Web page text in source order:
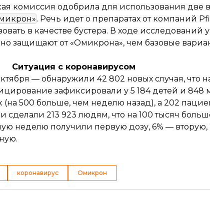
комиссия одобрила для использования две
. Речь идет о препаратах от компаний
в качестве бустера. В ходе исследований
защищают от «Омикрона», чем базовые
Ситуация с коронавирусом
— обнаружили 42 802 новых случая, что
зафиксировали у 5 184 детей и 848
(на 500 больше, чем неделю назад), а 202
213 923 людям, что на 100 тысяч
неделю получили первую дозу, 6% —
.
коронавирус Омикрон